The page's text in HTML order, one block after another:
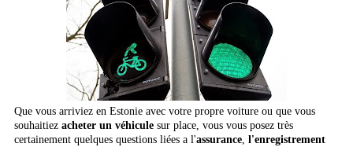
Que vous arriviez en Estonie avec votre propre voiture ou que vous
souhaitiez acheter un véhicule sur place, vous vous posez très
certainement quelques questions liées a l'assurance, l'enregistrement